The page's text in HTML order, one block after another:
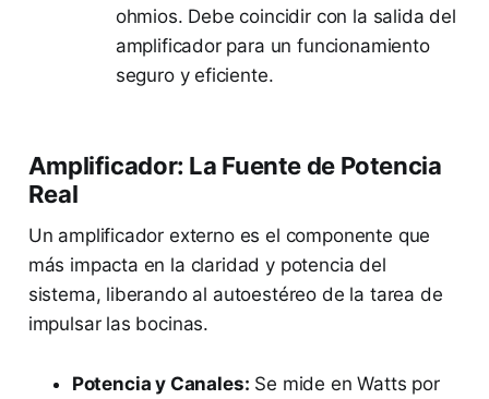
ohmios. Debe coincidir con la salida del
amplificador para un funcionamiento
seguro y eficiente.
Amplificador: La Fuente de Potencia
Real
Un amplificador externo es el componente que
más impacta en la claridad y potencia del
sistema, liberando al autoestéreo de la tarea de
impulsar las bocinas.
Potencia y Canales: Se mide en Watts por